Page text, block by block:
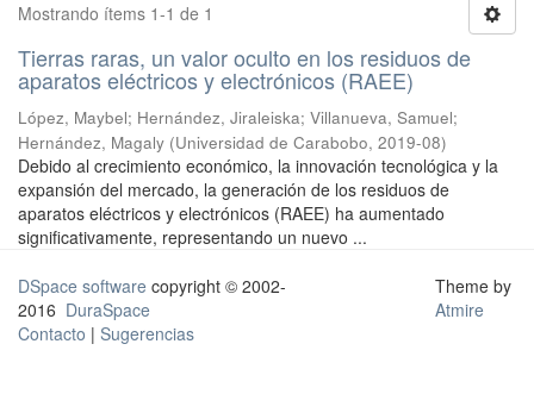
Mostrando ítems 1-1 de 1
Tierras raras, un valor oculto en los residuos de
aparatos eléctricos y electrónicos (RAEE)
López, Maybel; Hernández, Jiraleiska; Villanueva, Samuel;
Hernández, Magaly (Universidad de Carabobo, 2019-08)
Debido al crecimiento económico, la innovación tecnológica y la
expansión del mercado, la generación de los residuos de
aparatos eléctricos y electrónicos (RAEE) ha aumentado
significativamente, representando un nuevo ...
DSpace software copyright © 2002-
2016 DuraSpace
Contacto | Sugerencias
Theme by
Atmire